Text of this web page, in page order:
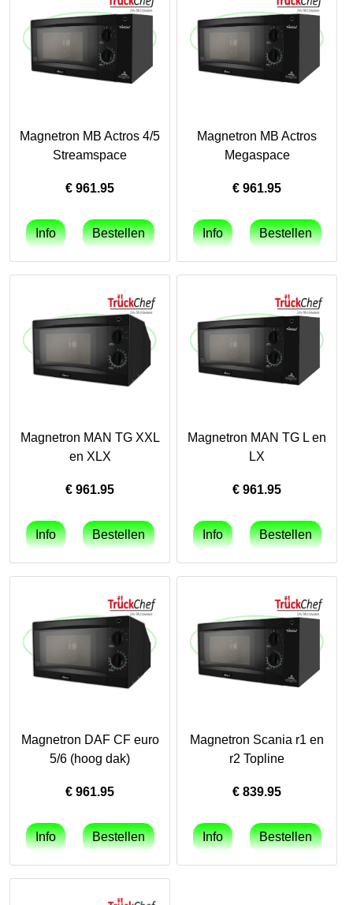
Magnetron MB Actros 4/5
Streamspace
€ 961.95
Magnetron MB Actros
Megaspace
€ 961.95
Magnetron MAN TG XXL
en XLX
€ 961.95
Magnetron MAN TG L en
LX
€ 961.95
Magnetron DAF CF euro
5/6 (hoog dak)
€ 961.95
Magnetron Scania r1 en
r2 Topline
€ 839.95